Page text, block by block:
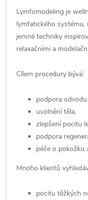
Lymfomodeling je
lymfatického systému,
jemné techniky
relaxačními a
Cílem procedury bývá:
podpora
uvolnění těla,
zlepšení pocitu
podpora
péče o pokožku
Mnoho klientů
pocitu těžkých